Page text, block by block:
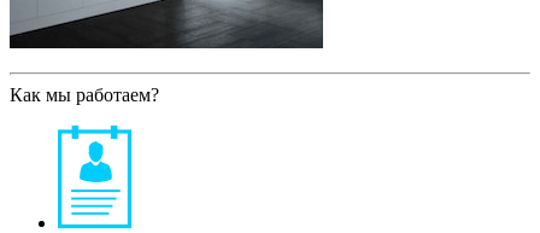
Как мы работаем?